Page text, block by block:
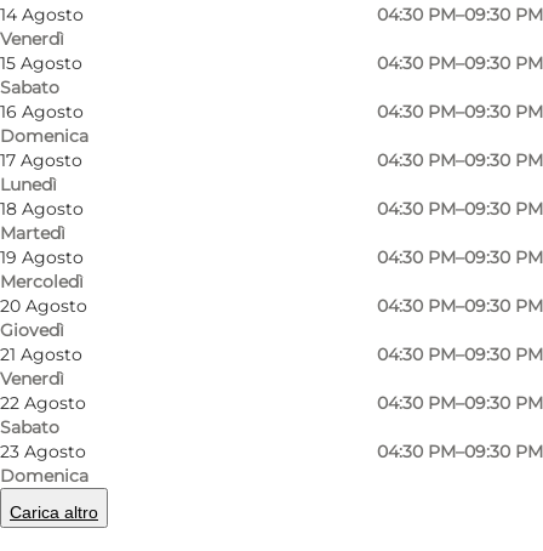
14 Agosto
Venerdì
04:30 PM–09:30 PM
15 Agosto
Sabato
04:30 PM–09:30 PM
16 Agosto
Domenica
04:30 PM–09:30 PM
17 Agosto
Lunedì
04:30 PM–09:30 PM
18 Agosto
Martedì
04:30 PM–09:30 PM
19 Agosto
Mercoledì
04:30 PM–09:30 PM
20 Agosto
Giovedì
04:30 PM–09:30 PM
21 Agosto
Venerdì
04:30 PM–09:30 PM
22 Agosto
Sabato
04:30 PM–09:30 PM
23 Agosto
Domenica
04:30 PM–09:30 PM
Carica altro
Foto: Niso Sushi Sønderborg Foto: